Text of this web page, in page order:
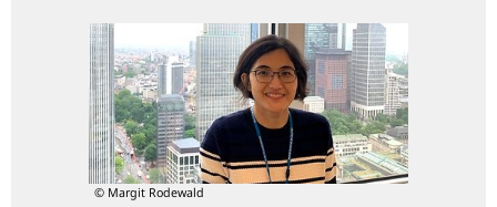
© Margit Rodewald
Länder,
ein
Ziel:
persönliche
Entwicklung